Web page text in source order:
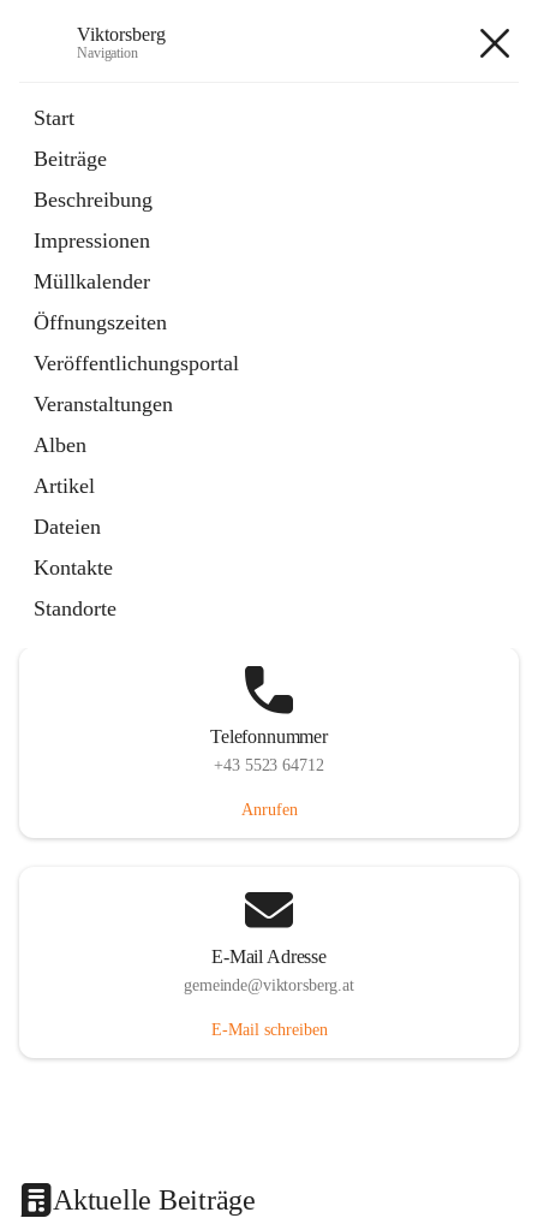
Viktorsberg
Navigation
Start
Beiträge
Beschreibung
Impressionen
Müllkalender
Öffnungszeiten
Veröffentlichungsportal
Veranstaltungen
Alben
Artikel
Dateien
Kontakte
Standorte
1 Schnellzugriff
Bürgerservice
10 Schnellzugriffe
Telefonnummer
+43 5523 64712
Anrufen
E-Mail Adresse
gemeinde@viktorsberg.at
E-Mail schreiben
Aktuelle Beiträge